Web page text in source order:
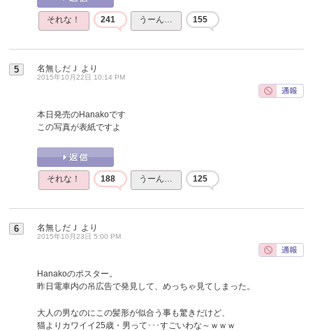
それな！ 241 うーん… 155
5 名無しだＪ より
2015年10月22日 10:14 PM
本日発売のHanakoです
この写真が表紙ですよ
それな！ 188 うーん… 125
6 名無しだＪ より
2015年10月23日 5:00 PM
Hanakoのポスター。
昨日電車内の吊広告で発見して、めっちゃ見てしまった。
大人の男なのにこの髪形が似合う事も驚きだけど、
猫よりカワイイ25歳・男って･･･すごいわな～ｗｗｗ